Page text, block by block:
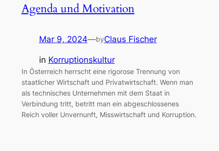
Agenda und Motivation
Mar 9, 2024—byClaus Fischer
in Korruptionskultur
In Österreich herrscht eine rigorose Trennung von
staatlicher Wirtschaft und Privatwirtschaft. Wenn man
als technisches Unternehmen mit dem Staat in
Verbindung tritt, betritt man ein abgeschlossenes
Reich voller Unvernunft, Misswirtschaft und Korruption.